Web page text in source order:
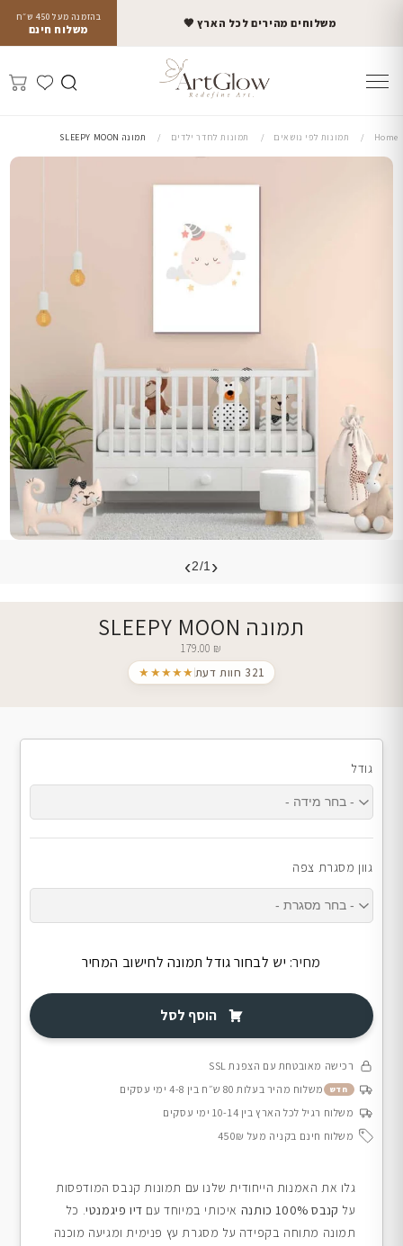
בהזמנה מעל 450 ש״ח
משלוח חינם משלוחים מהירים לכל הארץ 🤎
Home תמונות לפי נושאים תמונות לחדר ילדים תמונה SLEEPY MOON
‹
2/1
›
תמונה SLEEPY MOON
179.00 ₪
★★★★★
321 חוות דעת
גודל
גוון מסגרת צפה
מחיר: יש לבחור גודל תמונה לחישוב המחיר
הוסף לסל
רכישה מאובטחת עם הצפנת SSL
חדש
משלוח מהיר בעלות 80 ש״ח בין 4-8 ימי עסקים
משלוח רגיל לכל הארץ בין 10-14 ימי עסקים
משלוח חינם בקניה מעל 450₪
גלו את האמנות הייחודית שלנו עם תמונות קנבס המודפסות
על קנבס 100% כותנה איכותי במיוחד עם דיו פיגמנטי. כל
תמונה מתוחה בקפידה על מסגרת עץ פנימית ומגיעה מוכנה